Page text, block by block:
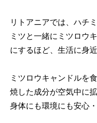
リトアニアでは、ハチ
ミツと一緒にミツロウ
にするほど、生活に身
ミツロウキャンドルを
焼した成分が空気中に
身体にも環境にも安心